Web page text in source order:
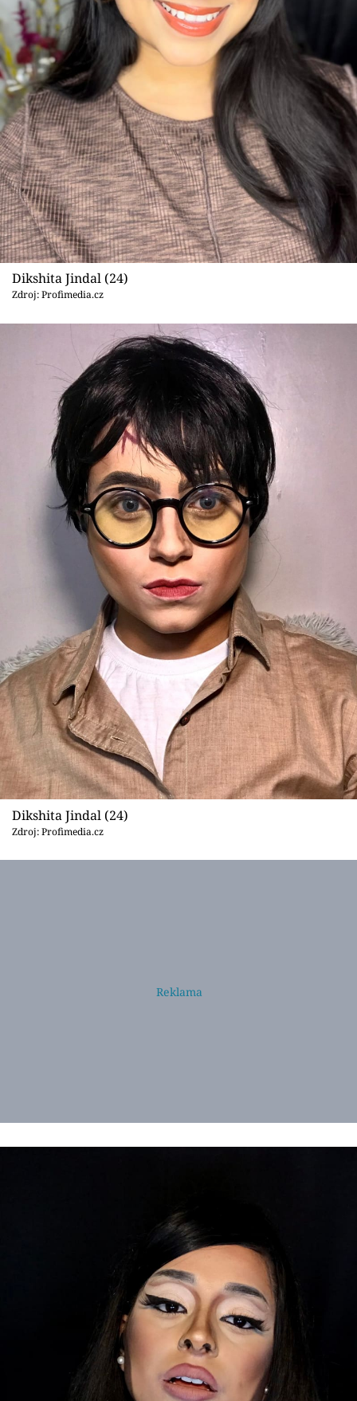
Videa
Sledujte prima+
Přihlášení
Sledujte nás
Dikshita Jindal (24)
Zdroj: Profimedia.cz
Dikshita Jindal (24)
Zdroj: Profimedia.cz